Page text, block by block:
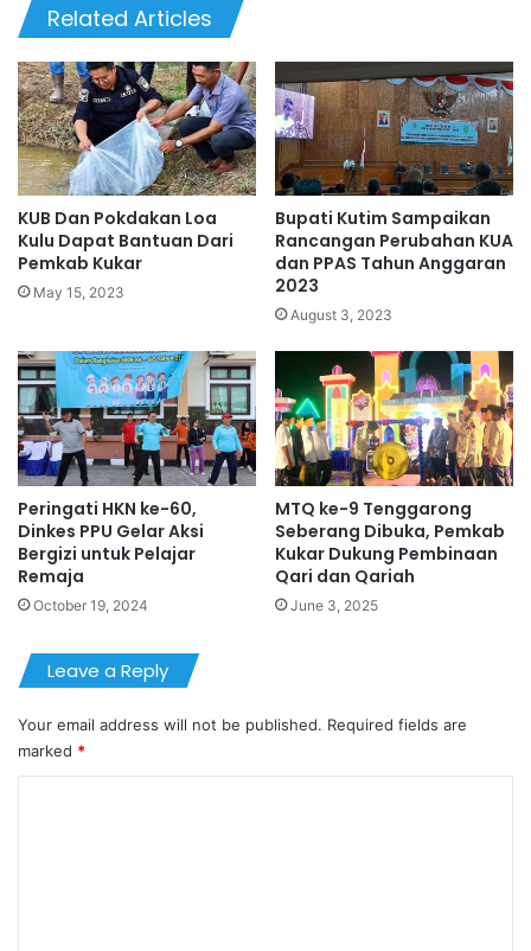
Related Articles
KUB Dan Pokdakan Loa
Kulu Dapat Bantuan Dari
Pemkab Kukar
May 15, 2023
Bupati Kutim Sampaikan
Rancangan Perubahan KUA
dan PPAS Tahun Anggaran
2023
August 3, 2023
Peringati HKN ke-60,
Dinkes PPU Gelar Aksi
Bergizi untuk Pelajar
Remaja
October 19, 2024
MTQ ke-9 Tenggarong
Seberang Dibuka, Pemkab
Kukar Dukung Pembinaan
Qari dan Qariah
June 3, 2025
Leave a Reply
Your email address will not be published. Required fields are
marked *